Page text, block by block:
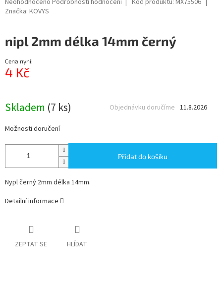
hodnocení
0,0
z
5
hvězdiček.
Neohodnoceno Podrobnosti hodnocení Kód produktu: MX75506
Značka: KOVYS
nipl 2mm délka 14mm černý
Cena nyní:
4 Kč
Skladem (7 ks) 11.8.2026
Objednávku doručíme
Možnosti doručení
Přidat do košíku
Nypl černý 2mm délka 14mm.
Detailní informace
ZEPTAT SE HLÍDAT